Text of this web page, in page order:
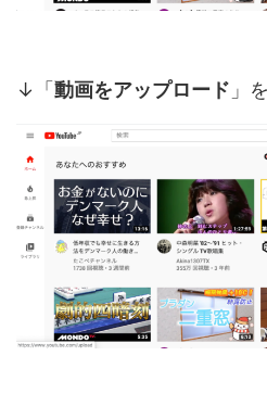
↓「動画をアップロード 」